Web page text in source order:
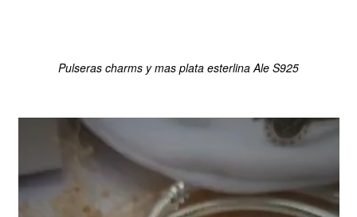
Pulseras charms y mas plata esterlina Ale S925